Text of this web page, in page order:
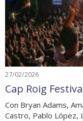
27/02/2026
Cap Roig
Con Bryan Adams,
Castro, Pablo López,